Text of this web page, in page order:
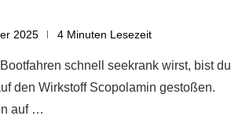
2025 4 Minuten Lesezeit
schnell seekrank wirst, bist du
den Wirkstoff Scopolamin gestoßen.
auf …